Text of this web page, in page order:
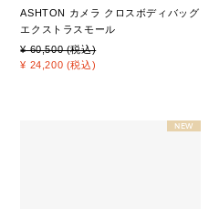
ASHTON カメラ クロスボディバッグ
エクストラスモール
¥ 60,500 (税込)
¥ 24,200 (税込)
NEW